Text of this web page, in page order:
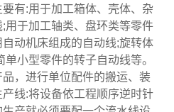
有:用于加工箱体、壳体、杂
用于加工轴类、盘环类等零件
动机床组成的自动线;旋转体
小型零件的转子自动线等。
，进行单位配件的搬运、装
线:将设备依工程顺序逆时针